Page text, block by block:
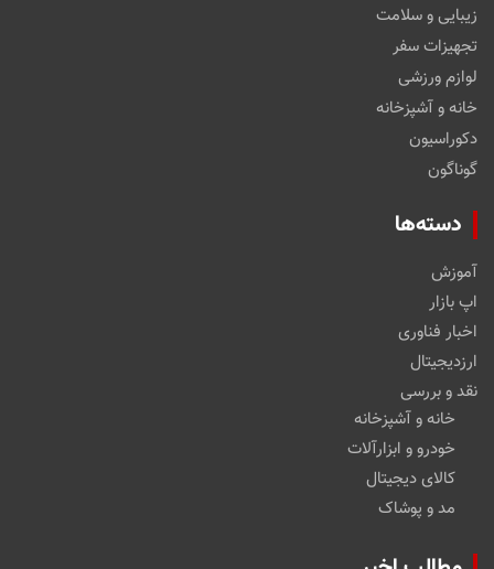
زیبایی و سلامت
تجهیزات سفر
لوازم ورزشی
خانه و آشپزخانه
دکوراسیون
گوناگون
دسته‌ها
آموزش
اپ بازار
اخبار فناوری
ارزدیجیتال
نقد و بررسی
خانه و آشپزخانه
خودرو و ابزارآلات
کالای دیجیتال
مد و پوشاک